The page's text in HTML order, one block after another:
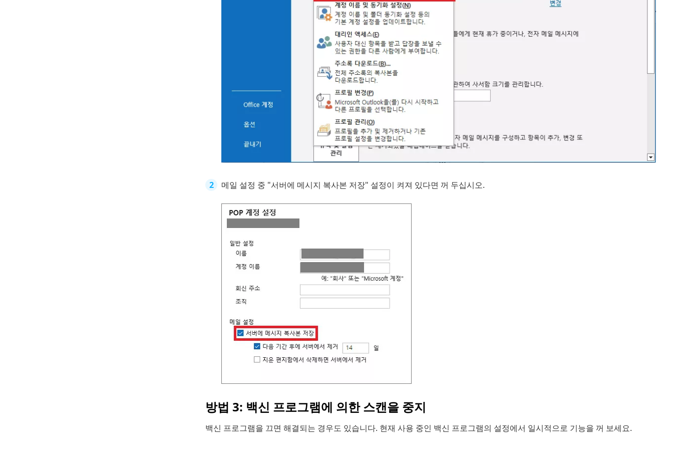
메일 설정 중 "서버에 메시지 복사본 저장" 설정이 켜져 있다면 꺼 두십시오.
방법 3: 백신 프로그램에 의한 스캔을 중지
백신 프로그램을 끄면 해결되는 경우도 있습니다. 현재 사용 중인 백신 프로그램의 설정에서 일시적으로 기능을 꺼 보세요.